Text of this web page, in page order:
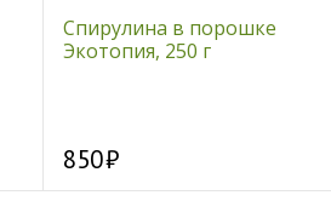
Спирулина в порошке
Экотопия, 250 г
850